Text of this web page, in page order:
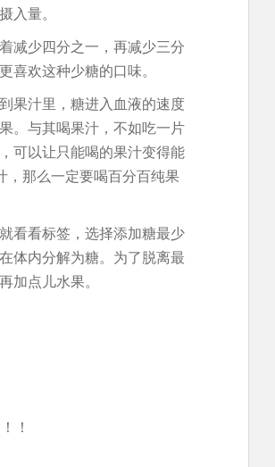
入量。
减少四分之一，再减少三分
欢这种少糖的口味。
果汁里，糖进入血液的速度
。与其喝果汁，不如吃一片
可以让只能喝的果汁变得能
，那么一定要喝百分百纯果
看看标签，选择添加糖最少
体内分解为糖。为了脱离最
加点儿水果。
！